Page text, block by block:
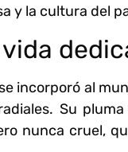
y la cultura del
incorporó al
Su
nunca cruel,